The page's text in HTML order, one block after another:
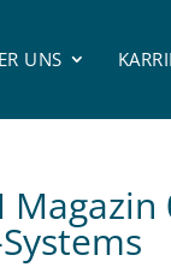
UNS
Magazin